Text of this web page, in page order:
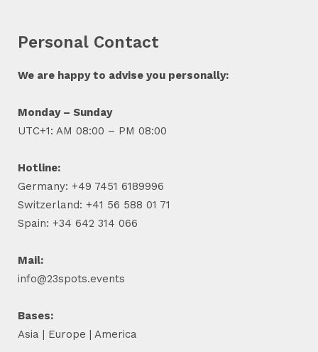
Personal Contact
We are happy to advise you personally:
Monday – Sunday
UTC+1: AM 08:00 – PM 08:00
Hotline:
Germany: +49 7451 6189996
Switzerland: +41 56 588 01 71
Spain: +34 642 314 066
Mail:
info@23spots.events
Bases:
Asia | Europe | America